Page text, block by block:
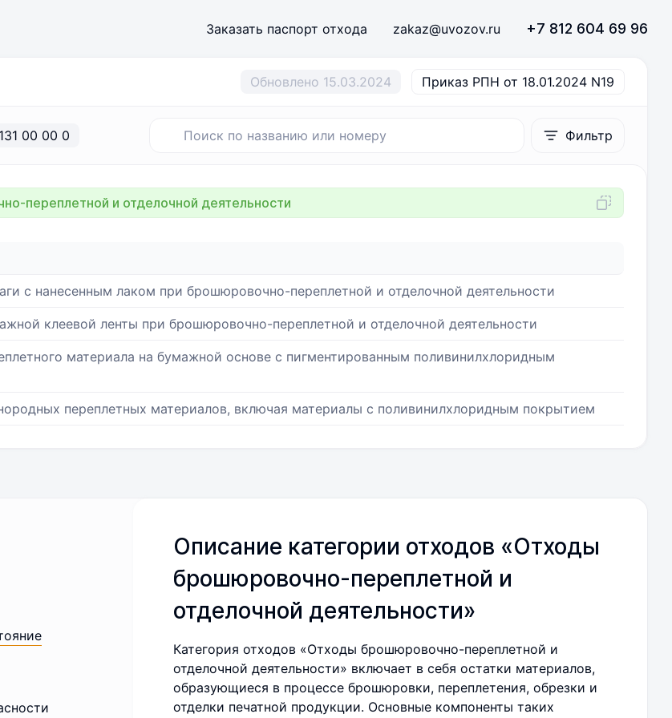
Заказать паспорт отхода zakaz@uvozov.ru +7 812 604 69 96
Обновлено 15.03.2024 Приказ РПН от 18.01.2024 N19
00 00 0 Фильтр
переплетной и отделочной деятельности
с нанесенным лаком при брошюровочно-переплетной и отделочной деятельности
клеевой ленты при брошюровочно-переплетной и отделочной деятельности
материала на бумажной основе с пигментированным поливинилхлоридным
переплетных материалов, включая материалы с поливинилхлоридным покрытием
Описание категории отходов «Отходы
брошюровочно-переплетной и
отделочной деятельности»
Категория отходов «Отходы брошюровочно-переплетной и
отделочной деятельности» включает в себя остатки материалов,
образующиеся в процессе брошюровки, переплетения, обрезки и
отделки печатной продукции. Основные компоненты таких